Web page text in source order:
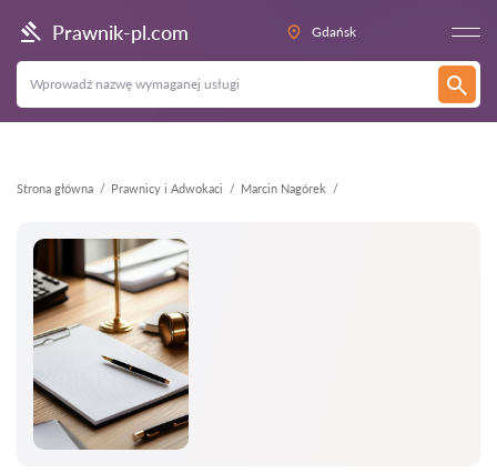
Prawnik-pl.com Gdańsk
Strona główna Prawnicy i Adwokaci Marcin Nagórek
Wstecz